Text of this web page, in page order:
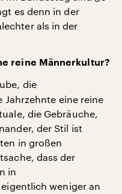
es denn in der
als in der
reine Männerkultur?
die
eine reine
die Gebräuche,
der Stil ist
in großen
dass der
in
weniger an